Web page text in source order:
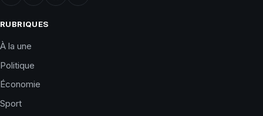
RUBRIQUES
À la une
Politique
Économie
Sport